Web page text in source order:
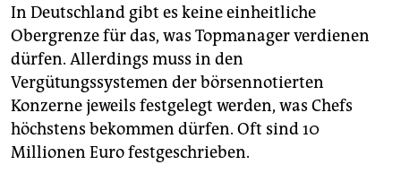
In Deutschland gibt es keine einheitliche
Obergrenze für das, was Topmanager verdienen
dürfen. Allerdings muss in den
Vergütungssystemen der börsennotierten
Konzerne jeweils festgelegt werden, was Chefs
höchstens bekommen dürfen. Oft sind 10
Millionen Euro festgeschrieben.